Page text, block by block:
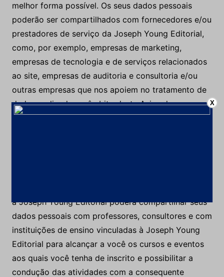
melhor forma possível. Os seus dados pessoais
poderão ser compartilhados com fornecedores e/ou
prestadores de serviço da Joseph Young Editorial,
como, por exemplo, empresas de marketing,
empresas de tecnologia e de serviços relacionados
ao site, empresas de auditoria e consultoria e/ou
outras empresas que nos apoiem no tratamento de
dados realizado no âmbito deste Aviso de
Privacidade. Também poderá ser realizado
a Joseph Young Editorial poderá compartilhar seus
dados pessoais com professores, consultores e com
instituições de ensino vinculadas à Joseph Young
Editorial para alcançar a você os cursos e eventos
aos quais você tenha de inscrito e possibilitar a
condução das atividades com a consequente
X